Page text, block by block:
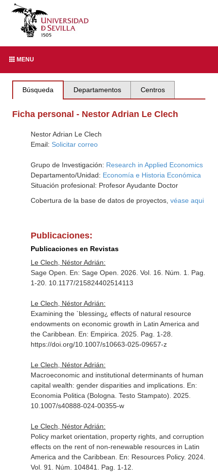
MENU
Búsqueda Departamentos Centros
Ficha personal - Nestor Adrian Le Clech
Nestor Adrian Le Clech
Email: Solicitar correo
Grupo de Investigación: Research in Applied Economics
Departamento/Unidad: Economía e Historia Económica
Situación profesional: Profesor Ayudante Doctor
Cobertura de la base de datos de proyectos, véase aqui
Publicaciones:
Publicaciones en Revistas
Le Clech, Néstor Adrián:
Sage Open. En: Sage Open . 2026. Vol. 16. Núm. 1. Pag.
1-20. 10.1177/215824402514113
Le Clech, Néstor Adrián:
Examining the `blessing¿ effects of natural resource
endowments on economic growth in Latin America and
the Caribbean. En: Empirica . 2025. Pag. 1-28.
https://doi.org/10.1007/s10663-025-09657-z
Le Clech, Néstor Adrián:
Macroeconomic and institutional determinants of human
capital wealth: gender disparities and implications. En:
Economia Politica (Bologna. Testo Stampato) . 2025.
10.1007/s40888-024-00355-w
Le Clech, Néstor Adrián:
Policy market orientation, property rights, and corruption
effects on the rent of non-renewable resources in Latin
America and the Caribbean. En: Resources Policy. 2024.
Vol. 91. Núm. 104841. Pag. 1-12.